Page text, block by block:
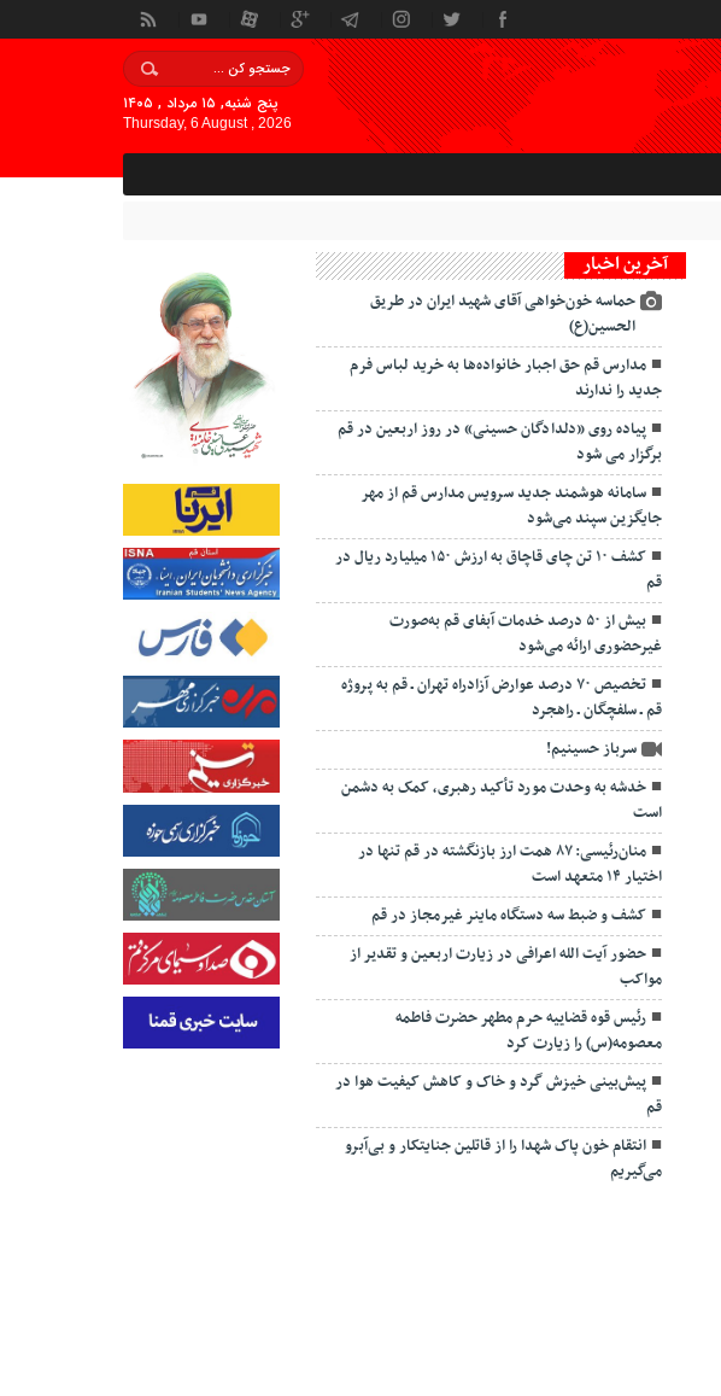
پنج شنبه, ۱۵ مرداد , ۱۴۰۵
Thursday, 6 August , 2026
آخرین اخبار
حماسه خون‌خواهی آقای شهید ایران در طریق
الحسین(ع)
مدارس قم حق اجبار خانواده‌ها به خرید لباس فرم
جدید را ندارند
پیاده روی «دلدادگان حسینی» در روز اربعین در قم
برگزار می شود
سامانه هوشمند جدید سرویس مدارس قم از مهر
جایگزین سپند می‌شود
کشف ۱۰ تن چای قاچاق به ارزش ۱۵۰ میلیارد ریال در
قم
بیش از ۵۰ درصد خدمات آبفای قم به‌صورت
غیرحضوری ارائه می‌شود
تخصیص ۷۰ درصد عوارض آزادراه تهران ـ قم به پروژه
قم ـ سلفچگان ـ راهجرد
سرباز حسینیم!
خدشه به وحدت مورد تأکید رهبری، کمک به دشمن
است
منان‌رئیسی: ۸۷ همت ارز بازنگشته در قم تنها در
اختیار ۱۴ متعهد است
کشف و ضبط سه دستگاه ماینر غیرمجاز در قم
حضور آیت الله اعرافی در زیارت اربعین و تقدیر از
مواکب
رئیس قوه قضاییه حرم مطهر حضرت فاطمه
معصومه(س) را زیارت کرد
پیش‌بینی خیزش گرد و خاک و کاهش کیفیت هوا در
قم
انتقام خون پاک شهدا را از قاتلین جنایتکار و بی‌آبرو
می‌گیریم